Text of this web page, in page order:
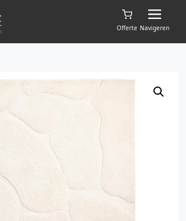
Offerte Navigeren